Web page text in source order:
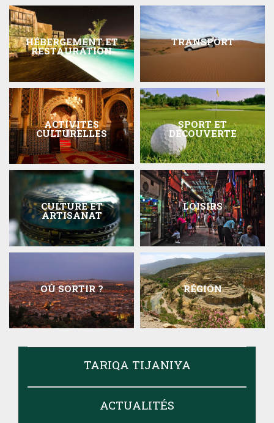
HÉBERGEMENT ET
RESTAURATION
TRANSPORT
ACTIVITÉS
CULTURELLES
SPORT ET
DÉCOUVERTE
CULTURE ET
ARTISANAT
LOISIRS
OÙ SORTIR ? RÉGION
TARIQA TIJANIYA
ACTUALITÉS